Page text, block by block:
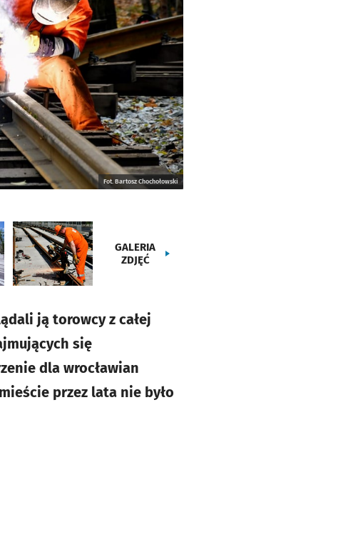
Fot. Bartosz Chochołowski
GALERIA
ZDJĘĆ
ją torowcy z całej
się
dla wrocławian
przez lata nie było